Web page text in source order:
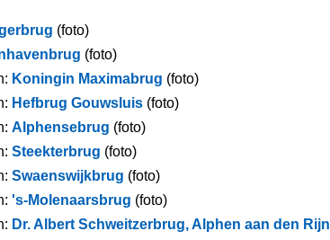
(foto)
(foto)
Koningin Maximabrug (foto)
Hefbrug Gouwsluis (foto)
Alphensebrug (foto)
Steekterbrug (foto)
Swaenswijkbrug (foto)
's-Molenaarsbrug (foto)
Dr. Albert Schweitzerbrug, Alphen aan den Rijn